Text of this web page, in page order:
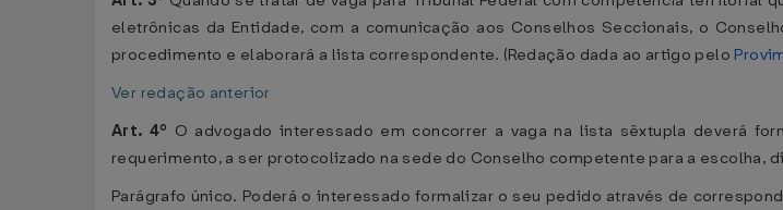
eletrônicas da Entidade, com a comunicação aos Conselhos Seccionais, o
procedimento e elaborará a lista correspondente. (Redação dada ao artigo pelo
Ver redação anterior
Art. 4º O advogado interessado em concorrer a vaga na lista sêxtupla deverá
requerimento, a ser protocolizado na sede do Conselho competente para a escolha,
Parágrafo único. Poderá o interessado formalizar o seu pedido através de